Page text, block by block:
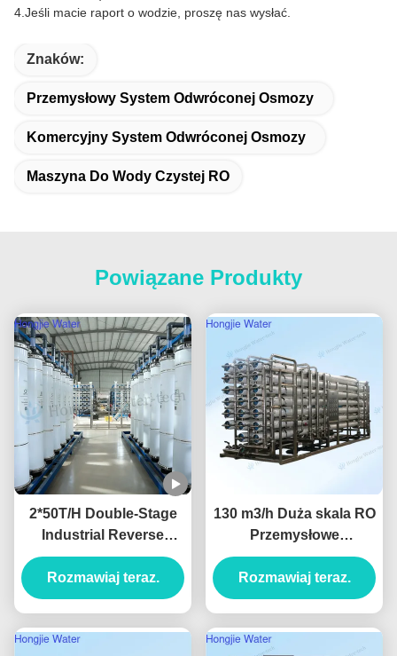
4. Jeśli macie raport o wodzie, proszę nas wysłać.
Znaków:
Przemysłowy System Odwróconej Osmozy
Komercyjny System Odwróconej Osmozy
Maszyna Do Wody Czystej RO
Powiązane Produkty
2*50T/H Double-Stage
Industrial Reverse
Osmosis Water System
Produced For Ultrapure
Water
Rozmawiaj teraz.
130 m3/h Duża skala RO
Przemysłowe
urządzenia
oczyszczające wodę
380V/220V
Rozmawiaj teraz.